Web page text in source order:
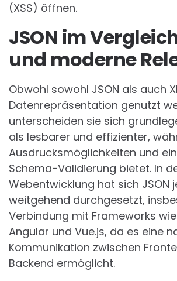
(XSS) öffnen.
JSON im
und moderne
Obwohl sowohl JSON als auch
Datenrepräsentation genutzt
unterscheiden sie sich
als lesbarer und effizienter,
Ausdrucksmöglichkeiten und
Schema-Validierung bietet. In
Webentwicklung hat sich JSON
weitgehend durchgesetzt,
Verbindung mit Frameworks
Angular und Vue.js, da es eine
Kommunikation zwischen
Backend ermöglicht.